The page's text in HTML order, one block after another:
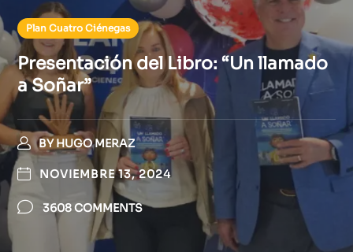
Plan Cuatro Ciénegas
Presentación del Libro: “Un llamado
a Soñar”
BYHUGO MERAZ
NOVIEMBRE 13, 2024
3608 COMMENTS